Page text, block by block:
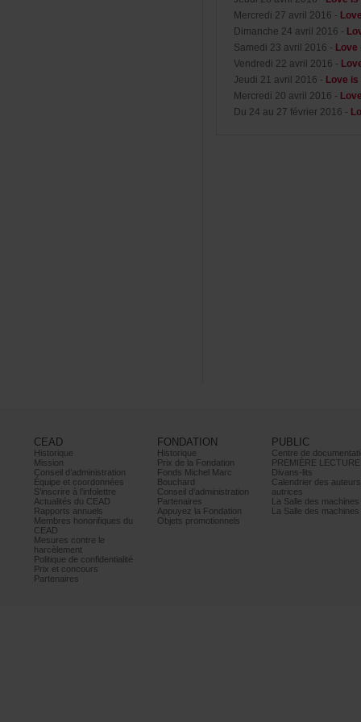
Mercredi27avril2016-
Dimanche24avril2016-
Samedi23avril2016-
Vendredi22avril2016-
Jeudi21avril2016-
Mercredi20avril2016-
Du24au27février2016-
CEAD
Historique
Mission
Conseild’administration
Équipeetcoordonnées
S’inscrireàl’infolettre
ActualitésduCEAD
Rapportsannuels
Membreshonorifiquesdu
CEAD
Mesurescontrele
harcèlement
Politiquedeconfidentialité
Prixetconcours
Partenaires
FONDATION
Historique
PrixdelaFondation
FondsMichelMarc
Bouchard
Conseild’administration
Partenaires
AppuyezlaFondation
Objetspromotionnels
PUBLIC
PREMIÈRELECTURE
Divans-lits
autrices